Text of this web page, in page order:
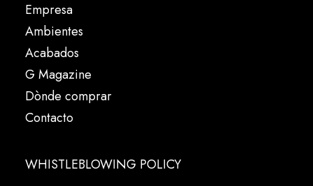
Empresa
Ambientes
Acabados
G Magazine
Dònde comprar
Contacto
WHISTLEBLOWING POLICY